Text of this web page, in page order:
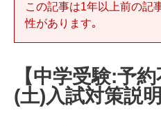
この記事は1年以上前の記
性があります｡
【中学受験:予
(土)入試対策説